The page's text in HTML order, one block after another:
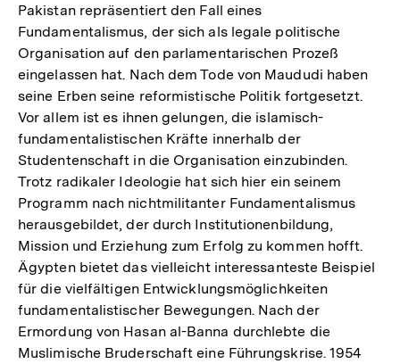
Pakistan repräsentiert den Fall eines
Fundamentalismus, der sich als legale politische
Organisation auf den parlamentarischen Prozeß
eingelassen hat. Nach dem Tode von Maududi haben
seine Erben seine reformistische Politik fortgesetzt.
Vor allem ist es ihnen gelungen, die islamisch-
fundamentalistischen Kräfte innerhalb der
Studentenschaft in die Organisation einzubinden.
Trotz radikaler Ideologie hat sich hier ein seinem
Programm nach nichtmilitanter Fundamentalismus
herausgebildet, der durch Institutionenbildung,
Mission und Erziehung zum Erfolg zu kommen hofft.
Ägypten bietet das vielleicht interessanteste Beispiel
für die vielfältigen Entwicklungsmöglichkeiten
fundamentalistischer Bewegungen. Nach der
Ermordung von Hasan al-Banna durchlebte die
Muslimische Bruderschaft eine Führungskrise. 1954